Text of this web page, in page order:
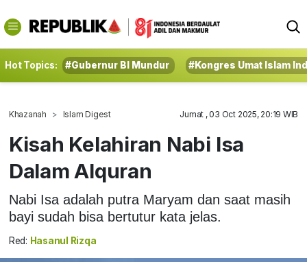
Hot Topics: #Gubernur BI Mundur #Kongres Umat Islam
Khazanah Islam Digest Jumat , 03 Oct 2025, 20:19 WIB
Kisah Kelahiran Nabi Isa
Dalam Alquran
Nabi Isa adalah putra Maryam dan saat masih
bayi sudah bisa bertutur kata jelas.
Red: Hasanul Rizqa